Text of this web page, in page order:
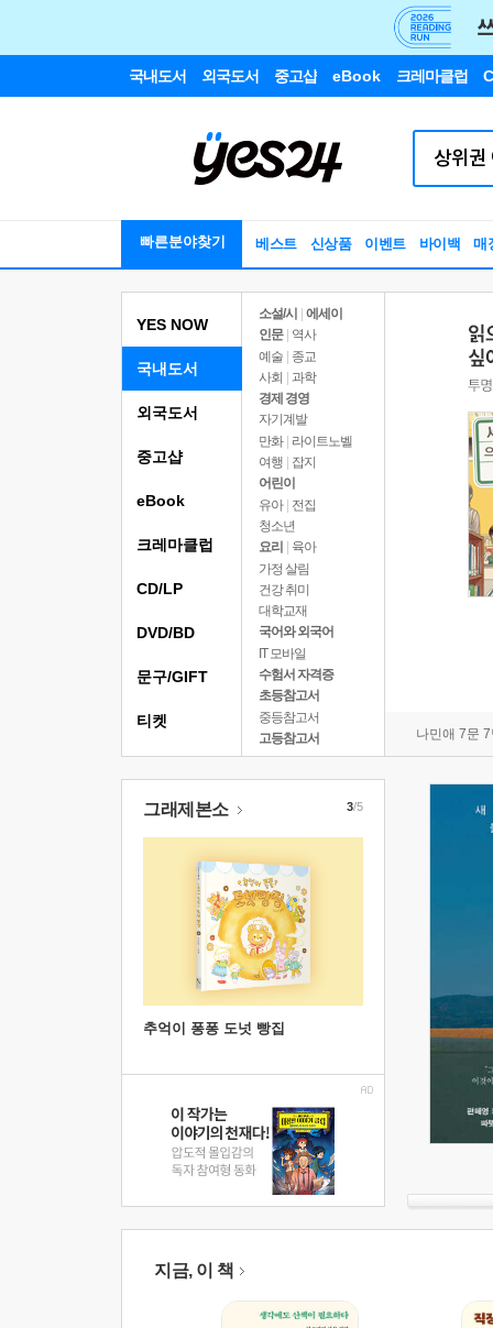
국내도서 외국도서 중고샵 eBook 크레마클럽
빠른분야찾기 베스트 신상품 이벤트 바이백 매
YES NOW
국내도서
소설/시
에세이
인문
역사
예술 | 종교
사회 | 과학
경제 경영
자기계발
만화 | 라이트노벨
여행
잡지
어린이
유아 | 전집
청소년
요리
육아
가정 살림
건강 취미
대학교재
국어와 외국어
IT 모바일
수험서 자격증
초등참고서
중등참고서
고등참고서
나민애 7문
외국도서
중고샵
eBook
크레마클럽
CD/LP
DVD/BD
문구/GIFT
티켓
그래제본소
추억이 퐁퐁 도넛 빵집
3/5
지금, 이 책